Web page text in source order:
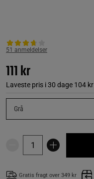
51 anmeldelser
111 kr
Laveste pris i 30 dage 104 kr
Grå
Gratis fragt over 349 kr